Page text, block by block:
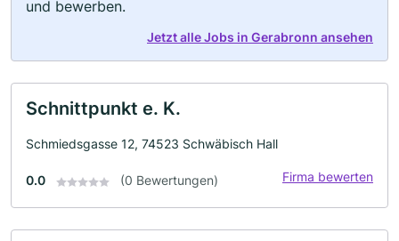
und bewerben.
Jetzt alle Jobs in Gerabronn ansehen
Schnittpunkt e. K.
Schmiedsgasse 12, 74523 Schwäbisch Hall
0.0 (0 Bewertungen) Firma bewerten